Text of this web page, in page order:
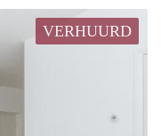
VERHUURD